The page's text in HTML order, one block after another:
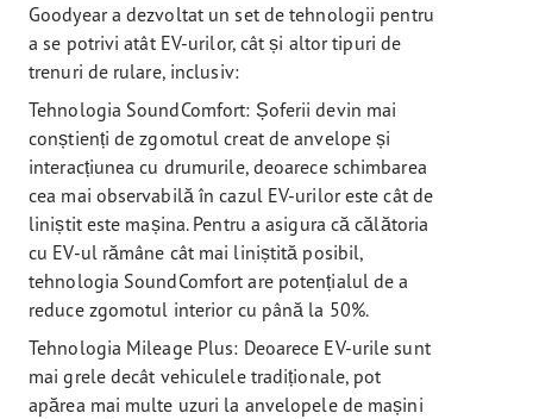
Goodyear a dezvoltat un set de tehnologii pentru
a se potrivi atât EV-urilor, cât și altor tipuri de
trenuri de rulare, inclusiv:
Tehnologia SoundComfort: Șoferii devin mai
conștienți de zgomotul creat de anvelope și
interacțiunea cu drumurile, deoarece schimbarea
cea mai observabilă în cazul EV-urilor este cât de
liniștit este mașina. Pentru a asigura că călătoria
cu EV-ul rămâne cât mai liniștită posibil,
tehnologia SoundComfort are potențialul de a
reduce zgomotul interior cu până la 50%.
Tehnologia Mileage Plus: Deoarece EV-urile sunt
mai grele decât vehiculele tradiționale, pot
apărea mai multe uzuri la anvelopele de mașini